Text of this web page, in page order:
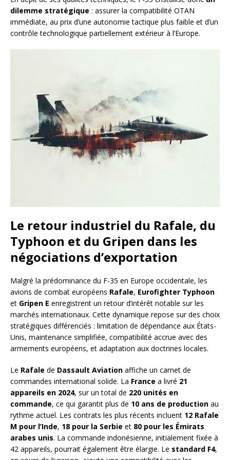
dilemme stratégique : assurer la compatibilité OTAN
immédiate, au prix d’une autonomie tactique plus faible et d’un
contrôle technologique partiellement extérieur à l’Europe.
Le retour industriel du Rafale, du
Typhoon et du Gripen dans les
négociations d’exportation
Malgré la prédominance du F-35 en Europe occidentale, les
avions de combat européens Rafale, Eurofighter Typhoon
et Gripen E enregistrent un retour d’intérêt notable sur les
marchés internationaux. Cette dynamique repose sur des choix
stratégiques différenciés : limitation de dépendance aux États-
Unis, maintenance simplifiée, compatibilité accrue avec des
armements européens, et adaptation aux doctrines locales.
Le Rafale de Dassault Aviation affiche un carnet de
commandes international solide. La France a livré 21
appareils en 2024, sur un total de 220 unités en
commande, ce qui garantit plus de 10 ans de production au
rythme actuel. Les contrats les plus récents incluent 12 Rafale
M pour l’Inde, 18 pour la Serbie et 80 pour les Émirats
arabes unis. La commande indonésienne, initialement fixée à
42 appareils, pourrait également être élargie. Le standard F4,